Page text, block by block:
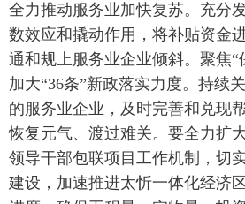
全力推动服务业加快复苏。充分
数效应和撬动作用，将补贴资金
通和规上服务业企业倾斜。聚焦“
加大“36条”新政落实力度。持续
的服务业企业，及时完善和兑现
恢复元气、渡过难关。要全力扩
领导干部包联项目工作机制，切
建设，加速推进太忻一体化经济